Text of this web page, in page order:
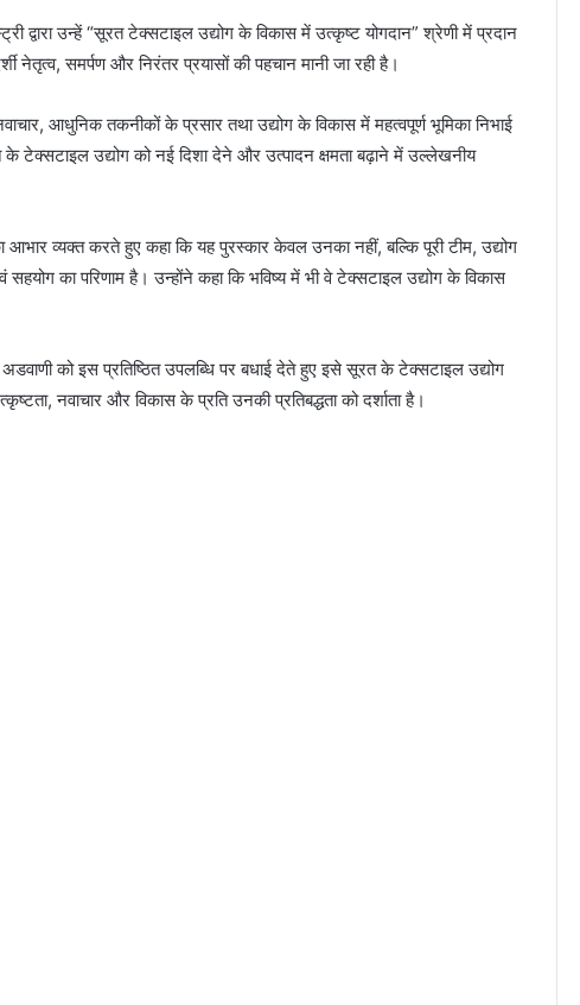
द्वारा उन्हें “सूरत टेक्सटाइल उद्योग के विकास में उत्कृष्ट योगदान” श्रेणी में प्रदान
नेतृत्व, समर्पण और निरंतर प्रयासों की पहचान मानी जा रही है।
आधुनिक तकनीकों के प्रसार तथा उद्योग के विकास में महत्वपूर्ण भूमिका निभाई
उद्योग को नई दिशा देने और उत्पादन क्षमता बढ़ाने में उल्लेखनीय
व्यक्त करते हुए कहा कि यह पुरस्कार केवल उनका नहीं, बल्कि पूरी टीम, उद्योग
का परिणाम है। उन्होंने कहा कि भविष्य में भी वे टेक्सटाइल उद्योग के विकास
को इस प्रतिष्ठित उपलब्धि पर बधाई देते हुए इसे सूरत के टेक्सटाइल उद्योग
नवाचार और विकास के प्रति उनकी प्रतिबद्धता को दर्शाता है।